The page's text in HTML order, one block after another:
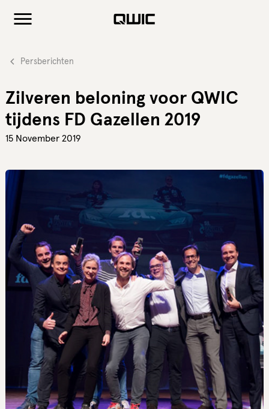
Persberichten
Zilveren beloning voor QWIC
tijdens FD Gazellen 2019
15 November 2019